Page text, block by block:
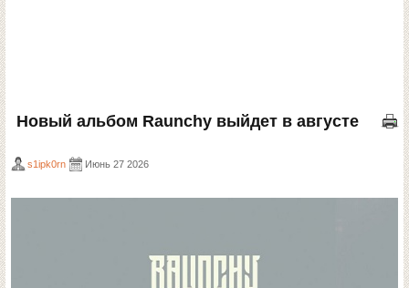
Новый альбом Raunchy выйдет в августе
s1ipk0rn Июнь 27 2026